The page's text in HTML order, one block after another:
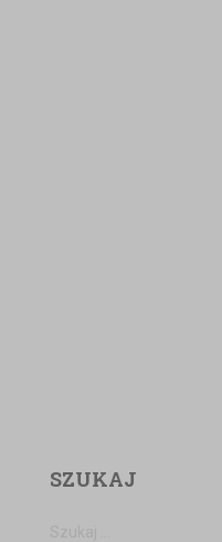
SZUKAJ